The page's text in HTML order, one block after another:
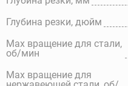
Глубина резки, дюйм
Max вращение для стали,
об/мин
Max вращение для